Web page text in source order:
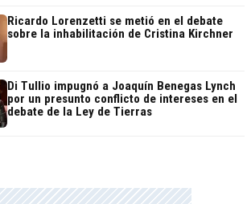
Ricardo Lorenzetti se metió en el debate
sobre la inhabilitación de Cristina Kirchner
Di Tullio impugnó a Joaquín Benegas Lynch
por un presunto conflicto de intereses en el
debate de la Ley de Tierras